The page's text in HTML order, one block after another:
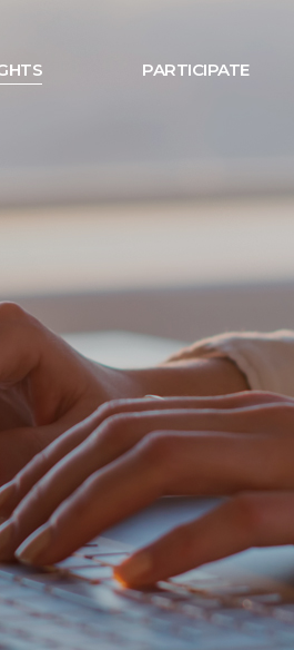
PARTICIPATE